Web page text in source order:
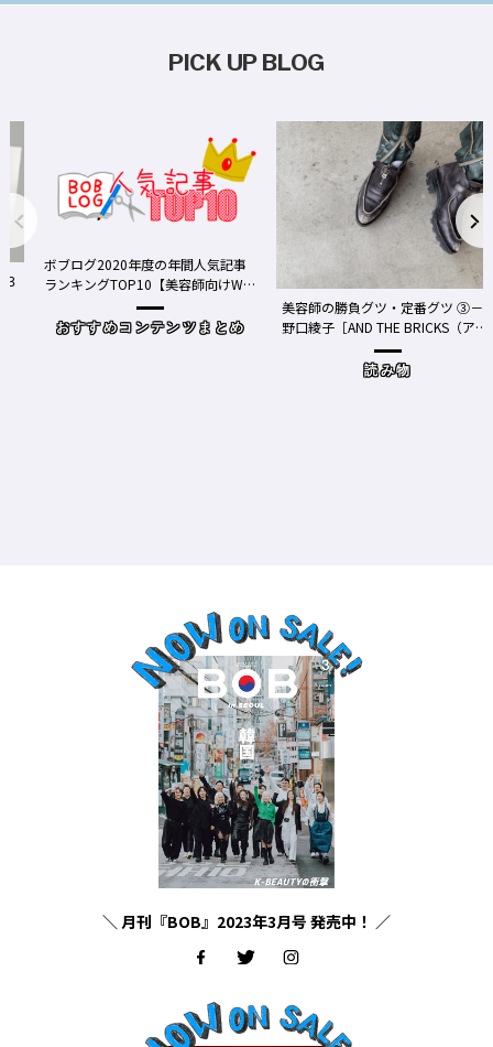
PICK UP BLOG
ボブログ2020年度の年間人気記事
ランキングTOP10【美容師向けWe
おすすめコンテンツまとめ
美容師の勝負グツ・定番グツ ③－
野口綾子［AND THE BRICKS（アン
ドザブリックス）／神奈川県鎌倉
読み物
＼ 月刊『BOB』2023年3月号 発売中！ ／